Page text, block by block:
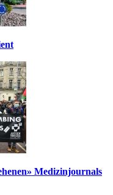
Medizinjournals